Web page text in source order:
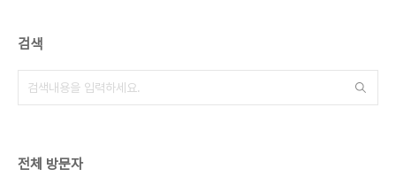
검색
전체 방문자